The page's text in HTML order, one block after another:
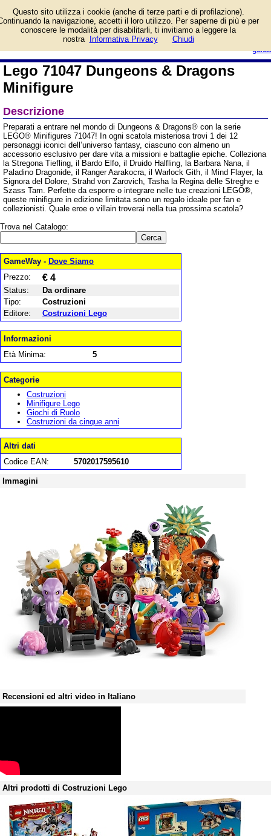
guida
71047 Dungeons &
Dragons Minifigure e
prezzo di vendita. Prodotto da
Lego 71047 Dungeons & Dragons
Minifigure
Descrizione
Preparati a entrare nel mondo di Dungeons & Dragons® con la serie
LEGO® Minifigures 71047! In ogni scatola misteriosa trovi 1 dei 12
personaggi iconici dell’universo fantasy, ciascuno con almeno un
accessorio esclusivo per dare vita a missioni e battaglie epiche. Colleziona
la Stregona Tiefling, il Bardo Elfo, il Druido Halfling, la Barbara Nana, il
Paladino Dragonide, il Ranger Aarakocra, il Warlock Gith, il Mind Flayer, la
Signora del Dolore, Strahd von Zarovich, Tasha la Regina delle Streghe e
Szass Tam. Perfette da esporre o integrare nelle tue creazioni LEGO®,
queste minifigure in edizione limitata sono un regalo ideale per fan e
collezionisti. Quale eroe o villain troverai nella tua prossima scatola?
Trova nel Catalogo:
GameWay - Dove Siamo
Prezzo:
€ 4
Status:
Da ordinare
Tipo:
Costruzioni
Editore:
Costruzioni Lego
Informazioni
Età Minima:
5
Categorie
Costruzioni
Minifigure Lego
Giochi di Ruolo
Costruzioni da cinque anni
Altri dati
Codice EAN:
5702017595610
Immagini
Recensioni ed altri video in Italiano
Altri prodotti di Costruzioni Lego
Questo sito utilizza i cookie (anche di terze parti e di profilazione).
la navigazione, accetti il loro utilizzo. Per saperne di più e per
conoscere le modalità per disabilitarli, ti invitiamo a leggere la
nostra
Informativa Privacy Chiudi